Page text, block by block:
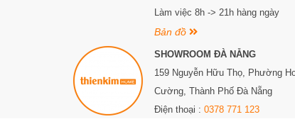
Làm việc 8h -> 21h hàng ngày
Bản đồ
SHOWROOM ĐÀ NẴNG
159 Nguyễn Hữu Thọ, Phường
Cường, Thành Phố Đà Nẵng
Điện thoại : 0378 771 123